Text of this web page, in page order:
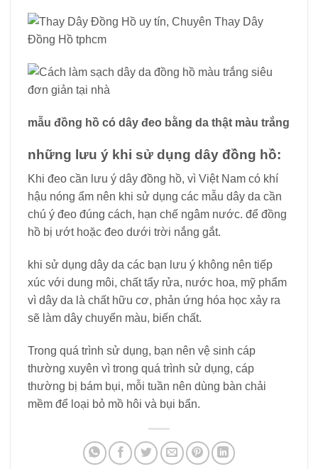
mẫu đồng hồ có dây đeo bằng da thật màu trắng
những lưu ý khi sử dụng dây đồng hồ:
Khi đeo cần lưu ý dây đồng hồ, vì Việt Nam có khí
hậu nóng ẩm nên khi sử dụng các mẫu dây da cần
chú ý đeo đúng cách, hạn chế ngâm nước. để đồng
hồ bị ướt hoặc đeo dưới trời nắng gắt.
khi sử dụng dây da các bạn lưu ý không nên tiếp
xúc với dung môi, chất tẩy rửa, nước hoa, mỹ phẩm
vì dây da là chất hữu cơ, phản ứng hóa học xảy ra
sẽ làm dây chuyển màu, biến chất.
Trong quá trình sử dụng, bạn nên vệ sinh cáp
thường xuyên vì trong quá trình sử dụng, cáp
thường bị bám bụi, mỗi tuần nên dùng bàn chải
mềm để loại bỏ mồ hôi và bụi bẩn.